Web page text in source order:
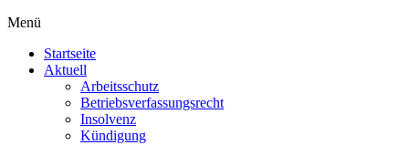
Menü
Startseite
Aktuell
Arbeitsschutz
Betriebsverfassungsrecht
Insolvenz
Kündigung